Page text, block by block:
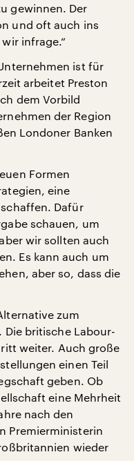
gewinnen. Der
und oft auch ins
infrage.“
ist für
arbeitet Preston
dem Vorbild
der Region
Londoner Banken
Formen
eine
Dafür
schauen, um
wir sollten auch
Es kann auch um
aber so, dass die
zum
Die britische Labour-
weiter. Auch große
einen Teil
geben. Ob
eine Mehrheit
nach den
Premierministerin
wieder